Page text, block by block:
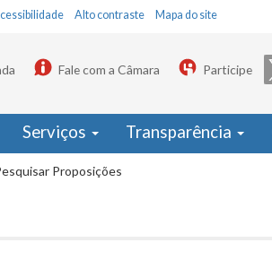
Alto contraste Mapa do site
Fale com a Câmara Participe
Serviços Transparência
Proposições